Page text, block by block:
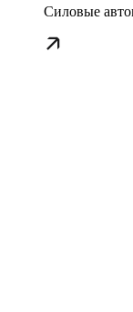
Силовые